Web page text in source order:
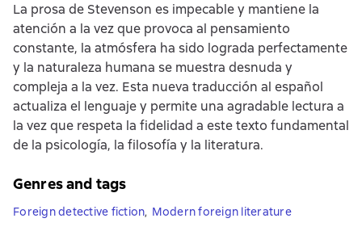
La prosa de Stevenson es impecable y mantiene la
atención a la vez que provoca al pensamiento
constante, la atmósfera ha sido lograda perfectamente
y la naturaleza humana se muestra desnuda y
compleja a la vez. Esta nueva traducción al español
actualiza el lenguaje y permite una agradable lectura a
la vez que respeta la fidelidad a este texto fundamental
de la psicología, la filosofía y la literatura.
Genres and tags
Foreign detective fiction, Modern foreign literature